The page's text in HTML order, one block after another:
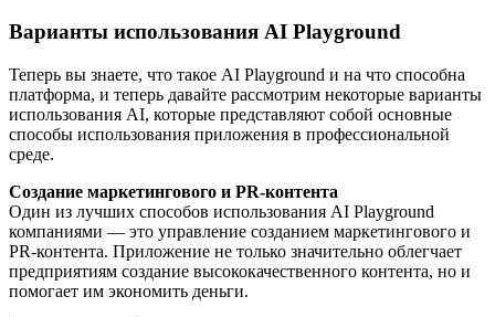
Варианты использования AI Playground
Теперь вы знаете, что такое AI Playground и на что способна
платформа, и теперь давайте рассмотрим некоторые варианты
использования AI, которые представляют собой основные
способы использования приложения в профессиональной
среде.
Создание маркетингового и PR-контента
Один из лучших способов использования AI Playground
компаниями — это управление созданием маркетингового и
PR-контента. Приложение не только значительно облегчает
предприятиям создание высококачественного контента, но и
помогает им экономить деньги.